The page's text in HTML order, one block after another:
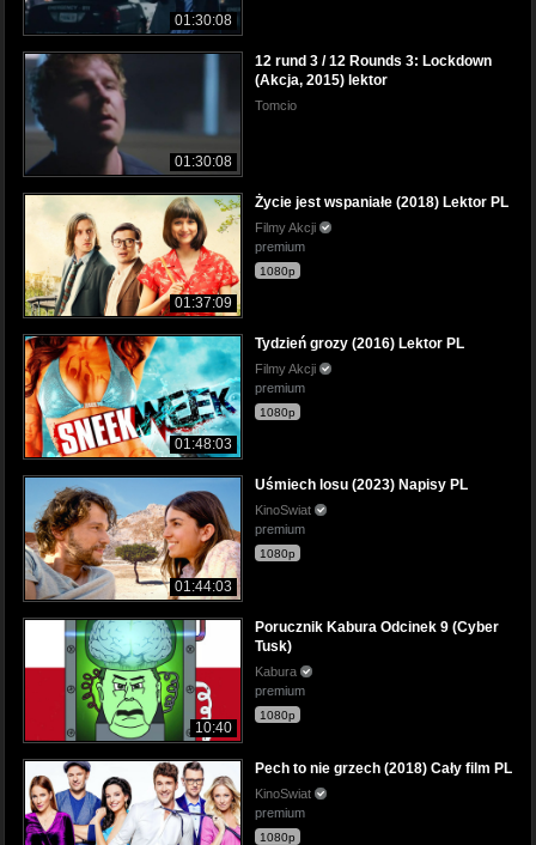
01:30:08
01:30:08
12 rund 3 / 12 Rounds 3: Lockdown
(Akcja, 2015) lektor
Tomcio
01:37:09
Życie jest wspaniałe (2018) Lektor PL
Filmy Akcji
premium
1080p
01:48:03
Tydzień grozy (2016) Lektor PL
Filmy Akcji
premium
1080p
01:44:03
Uśmiech losu (2023) Napisy PL
KinoSwiat
premium
1080p
10:40
Porucznik Kabura Odcinek 9 (Cyber
Tusk)
Kabura
premium
1080p
Pech to nie grzech (2018) Cały film PL
KinoSwiat
premium
1080p